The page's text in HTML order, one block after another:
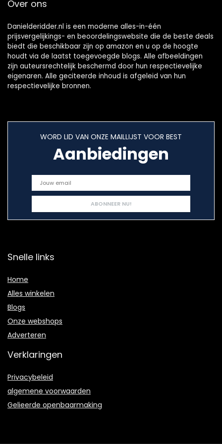
Over ons
Danielderidder.nl is een moderne alles-in-één
prijsvergelijkings- en beoordelingswebsite die de beste deals
biedt die beschikbaar zijn op amazon en u op de hoogte
houdt via de laatst toegevoegde blogs. Alle afbeeldingen
zijn auteursrechtelijk beschermd door hun respectievelijke
eigenaren. Alle geciteerde inhoud is afgeleid van hun
respectievelijke bronnen.
WORD LID VAN ONZE MAILLIJST VOOR BEST
Aanbiedingen
Snelle links
Home
Alles winkelen
Blogs
Onze webshops
Adverteren
Verklaringen
Privacybeleid
algemene voorwaarden
Gelieerde openbaarmaking